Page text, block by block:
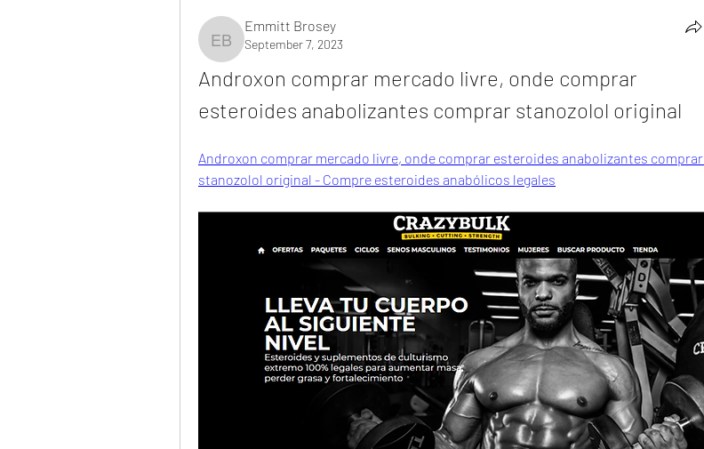
Emmitt Brosey
Emmitt Brosey
September 7, 2023
Androxon comprar mercado livre, onde comprar
esteroides anabolizantes comprar stanozolol original
Androxon comprar mercado livre, onde comprar esteroides anabolizantes comprar
stanozolol original - Compre esteroides anabólicos legales